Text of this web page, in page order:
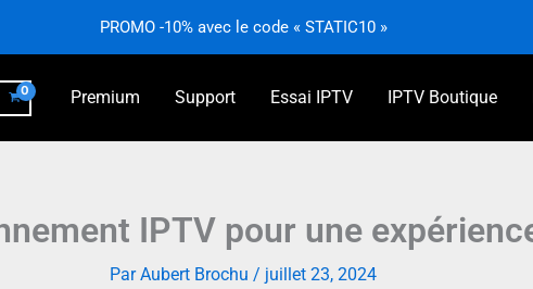
PROMO -10% avec le code « STATIC10 »
Premium Support Essai IPTV IPTV Boutique
IPTV pour une
ParAubert Brochu / juillet 23, 2024